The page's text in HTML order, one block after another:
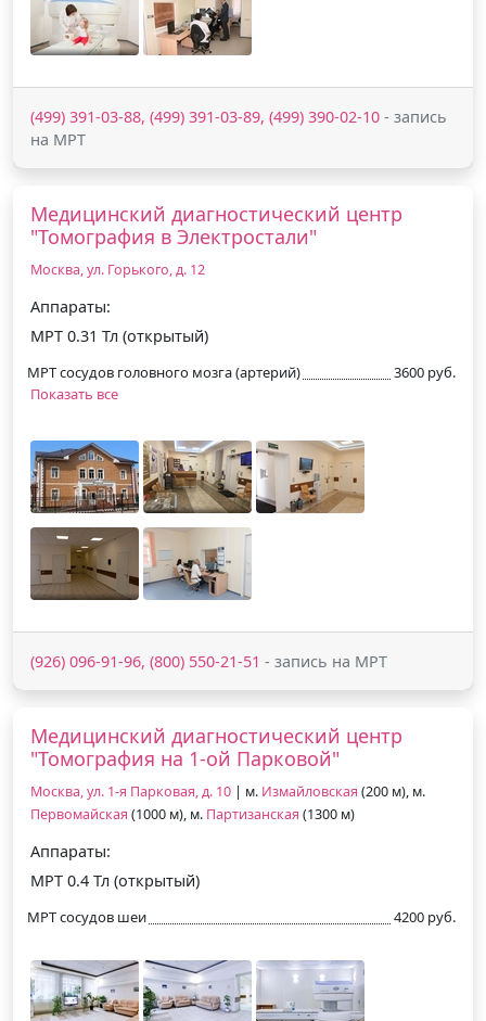
(499) 391-03-88, (499) 391-03-89, (499) 390-02-10 - запись
на МРТ
Медицинский диагностический центр
"Томография в Электростали"
Москва, ул. Горького, д. 12
Аппараты:
МРТ 0.31 Тл (открытый)
МРТ сосудов головного мозга (артерий)
3600 руб.
Показать все
(926) 096-91-96, (800) 550-21-51 - запись на МРТ
Медицинский диагностический центр
"Томография на 1-ой Парковой"
Москва, ул. 1-я Парковая, д. 10 | м. Измайловская (200 м), м.
Первомайская (1000 м), м. Партизанская (1300 м)
Аппараты:
МРТ 0.4 Тл (открытый)
МРТ сосудов шеи 4200 руб.